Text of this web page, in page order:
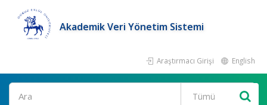
Akademik Veri Yönetim Sistemi
Araştırmacı Girişi English
Ara